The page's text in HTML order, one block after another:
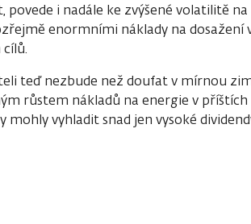
povede i nadále ke zvýšené volatilitě
enormními náklady na dosažení
teď nezbude než doufat v mírnou
růstem nákladů na energie v příštích
mohly vyhladit snad jen vysoké